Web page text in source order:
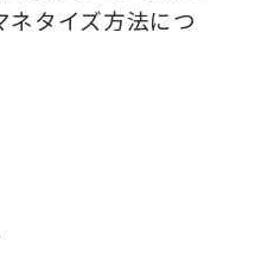
タイズ方法につ